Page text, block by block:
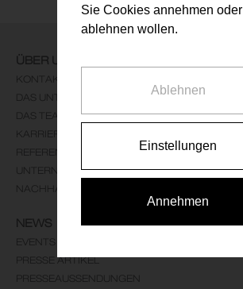
ÜBER UNS
KONTAKT
DAS UNTERNEHMEN
DAS TEAM
KARRIERE
REFERENZEN
UNTERNEHMENSLEITBILD
NACHHALTIGKEIT
NEWS
EVENTS
PRESSE ARTIKEL
PRESSEAUSSENDUNGEN
Sie Cookies annehmen oder
ablehnen wollen.
Ablehnen
Einstellungen
Annehmen